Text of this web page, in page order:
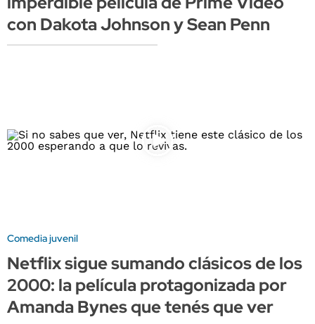
con Dakota Johnson y Sean Penn
Comedia juvenil
Netflix sigue sumando clásicos de los
2000: la película protagonizada por
Amanda Bynes que tenés que ver